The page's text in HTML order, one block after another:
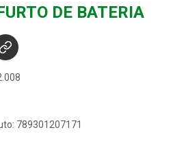
DE BATERIA
789301207171